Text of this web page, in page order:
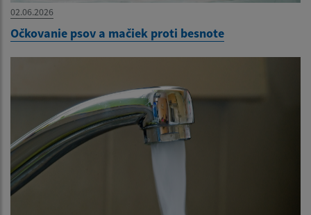
02.06.2026
Očkovanie psov a mačiek proti besnote